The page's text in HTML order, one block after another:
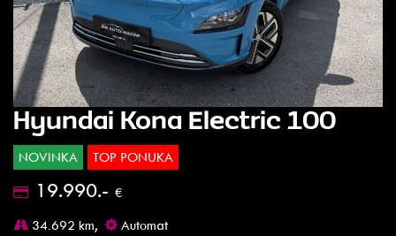
Hyundai Kona Electric 100
NOVINKA TOP PONUKA
19.990.- €
34.692 km,
Automat